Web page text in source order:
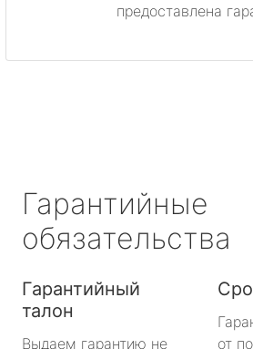
предоставлена
Гарантийные
обязательства
Гарантийный
талон
Выдаем гарантию не
от